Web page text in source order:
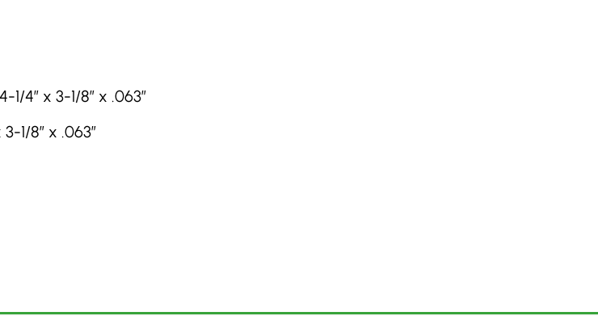
4″ x 3-1/8″ x .063″
1/8″ x .063″